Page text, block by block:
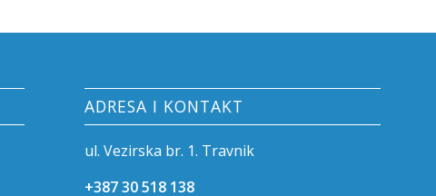
ADRESA I KONTAKT
ul. Vezirska br. 1. Travnik
+387 30 518 138